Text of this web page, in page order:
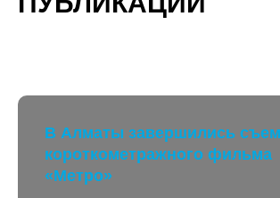
В Алматы завершились
короткометражного фильма
«Метро»